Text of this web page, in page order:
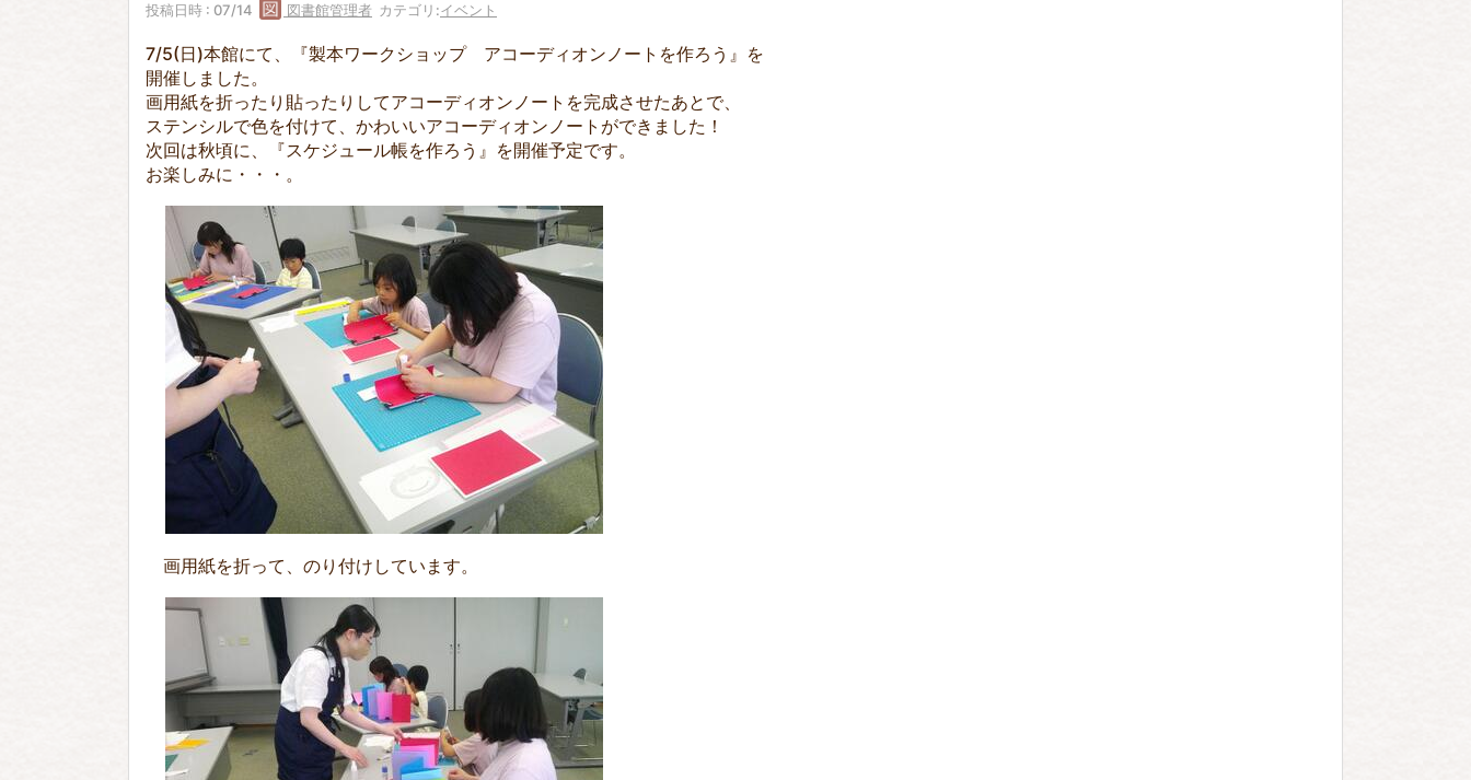
投稿日時 : 07/14 図書館管理者 カテゴリ:イベント
7/5(日)本館にて、『製本ワークショップ アコーディオンノートを作ろう』を
開催しました。
画用紙を折ったり貼ったりしてアコーディオンノートを完成させたあとで、
ステンシルで色を付けて、かわいいアコーディオンノートができました！
次回は秋頃に、『スケジュール帳を作ろう』を開催予定です。
お楽しみに・・・。
画用紙を折って、のり付けしています。